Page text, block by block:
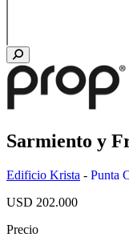
Sarmiento y
Edificio Krista - Punta
USD 202.000
Precio